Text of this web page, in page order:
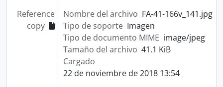
[UD compuesta] 0155 - Expedientes matrimoniales (letras M-R), expedientes de órdenes sacerdotales y documentos diversos
[UD compuesta] 0156 - Expedientes matrimoniales (letras C-G) y documentos diversos
[UD compuesta] 0157 - Expedientes matrimoniales (letras A-B), correspondencia del Obispado de San José y documentos diversos
[UD compuesta] 0158 - Expedientes matrimoniales (letras G-M) y documentos diversos
[UD compuesta] 0159 - Correspondencia recibida por la Parroquia de San Luis de Aserrí
[UD compuesta] 0160 - Expedientes matrimoniales (letras F-M) y juicios de divorcio
Reference
copy
Nombre del archivo FA-41-166v_141.jpg
Tipo de soporte Imagen
Tipo de documento MIME image/jpeg
Tamaño del archivo 41.1 KiB
Cargado
22 de noviembre de 2018 13:54